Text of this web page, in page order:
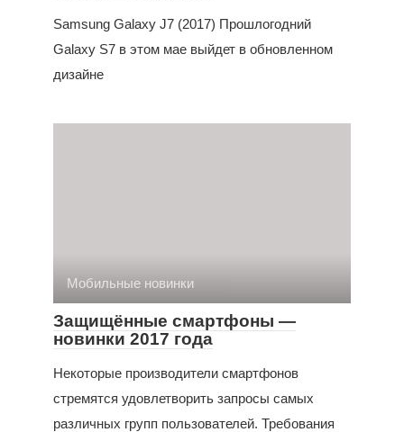
Samsung Galaxy J7 (2017) Прошлогодний
Galaxy S7 в этом мае выйдет в обновленном
дизайне
Мобильные новинки
Защищённые смартфоны —
новинки 2017 года
Некоторые производители смартфонов
стремятся удовлетворить запросы самых
различных групп пользователей. Требования